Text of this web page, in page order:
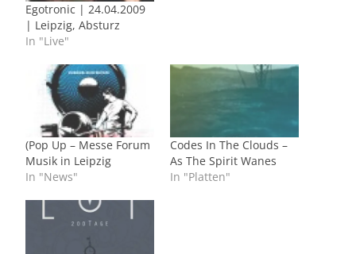
Egotronic | 24.04.2009
| Leipzig, Absturz
In "Live"
(Pop Up – Messe Forum
Musik in Leipzig
In "News"
Codes In The Clouds –
As The Spirit Wanes
In "Platten"